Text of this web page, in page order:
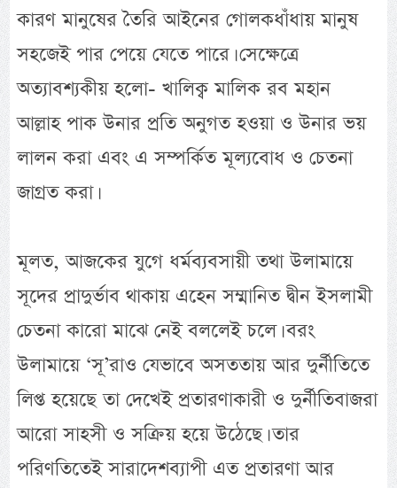
কারণ মানুষের তৈরি আইনের গোলকধাঁধায় মানুষ
সহজেই পার পেয়ে যেতে পারে। সেক্ষেত্রে
অত্যাবশ্যকীয় হলো- খালিক্ব মালিক রব মহান
আল্লাহ পাক উনার প্রতি অনুগত হওয়া ও উনার ভয়
লালন করা এবং এ সম্পর্কিত মূল্যবোধ ও চেতনা
জাগ্রত করা।
মূলত, আজকের যুগে ধর্মব্যবসায়ী তথা উলামায়ে
সূদের প্রাদুর্ভাব থাকায় এহেন সম্মানিত দ্বীন ইসলামী
চেতনা কারো মাঝে নেই বললেই চলে। বরং
উলামায়ে ‘সূ’রাও যেভাবে অসততায় আর দুর্নীতিতে
লিপ্ত হয়েছে তা দেখেই প্রতারণাকারী ও দুর্নীতিবাজরা
আরো সাহসী ও সক্রিয় হয়ে উঠেছে। তার
পরিণতিতেই সারাদেশব্যাপী এত প্রতারণা আর